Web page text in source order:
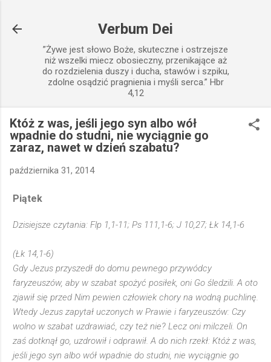
Verbum Dei
”Żywe jest słowo Boże, skuteczne i ostrzejsze
niż wszelki miecz obosieczny, przenikające aż
do rozdzielenia duszy i ducha, stawów i szpiku,
zdolne osądzić pragnienia i myśli serca.” Hbr
4,12
Któż z was, jeśli jego syn albo wół
wpadnie do studni, nie wyciągnie go
zaraz, nawet w dzień szabatu?
października 31, 2014
Piątek
Dzisiejsze czytania: Flp 1,1-11; Ps 111,1-6; J 10,27; Łk 14,1-6
(Łk 14,1-6)
Gdy Jezus przyszedł do domu pewnego przywódcy
faryzeuszów, aby w szabat spożyć posiłek, oni Go śledzili. A oto
zjawił się przed Nim pewien człowiek chory na wodną puchlinę.
Wtedy Jezus zapytał uczonych w Prawie i faryzeuszów: Czy
wolno w szabat uzdrawiać, czy też nie? Lecz oni milczeli. On
zaś dotknął go, uzdrowił i odprawił. A do nich rzekł: Któż z was,
jeśli jego syn albo wół wpadnie do studni, nie wyciągnie go